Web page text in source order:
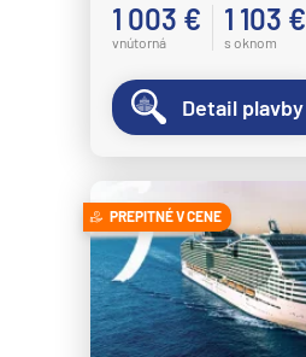
1 003 €
vnútorná
1 103 €
s oknom
Detail plavby
PREPITNÉ V CENE